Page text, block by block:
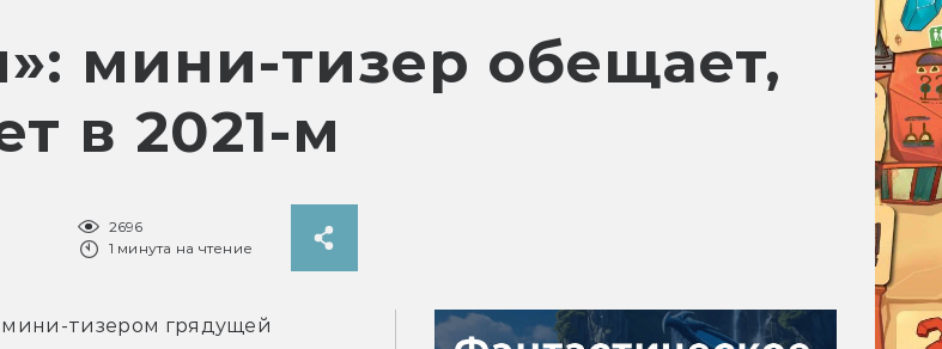
мини-тизер обещает,
в 2021-м
2696
1 минута на чтение
тизером грядущей